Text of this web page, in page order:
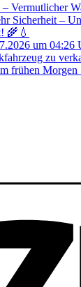
Vermutlicher
Sicherheit –
🌾💧
um 04:26
zu
frühen